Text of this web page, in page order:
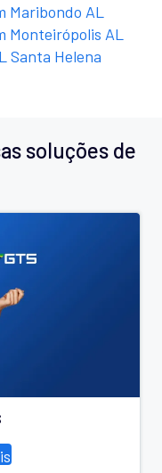
Maribondo AL
Monteirópolis AL
Santa Helena
soluções de